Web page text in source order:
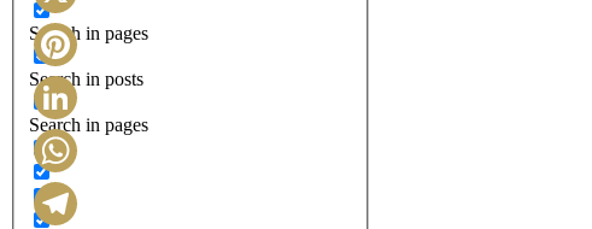
Search in pages
Search in posts
Search in pages
X
Pinterest
LinkedIn
WhatsApp